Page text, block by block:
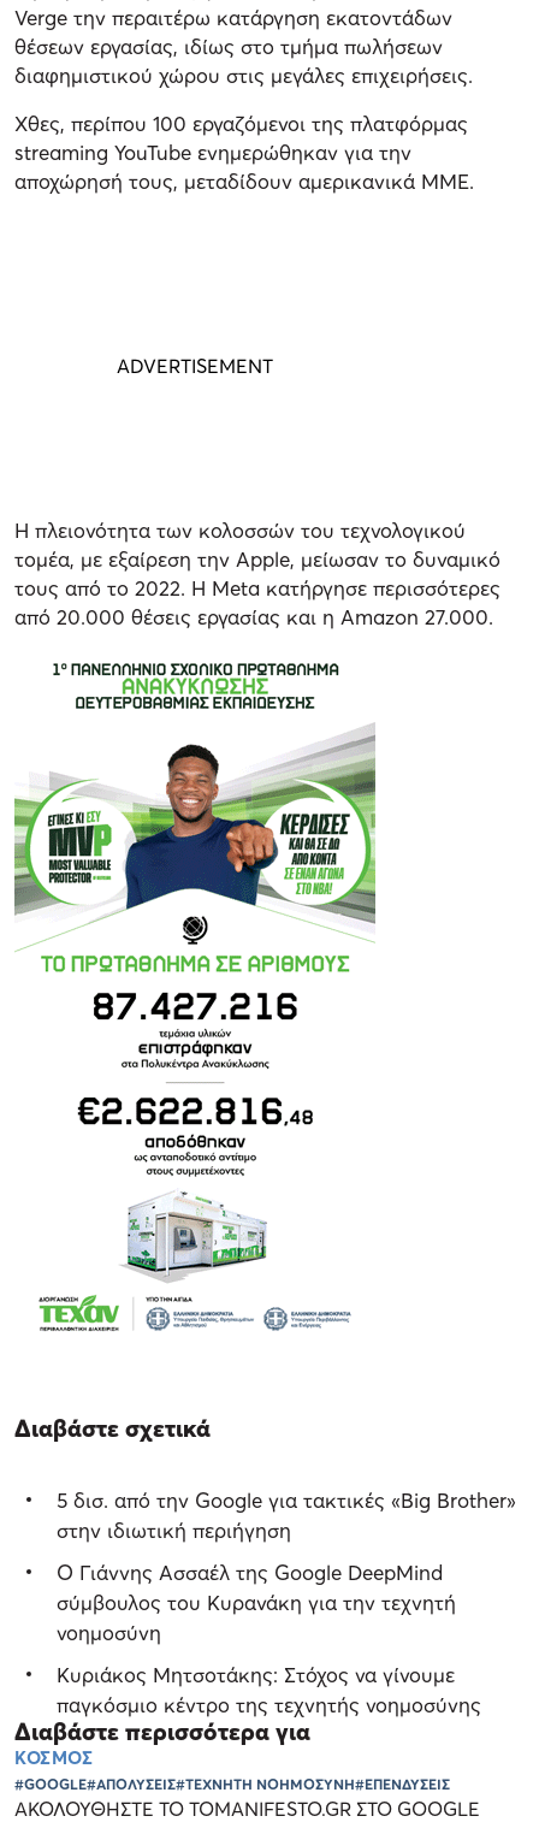
Verge την περαιτέρω κατάργηση εκατοντάδων
θέσεων εργασίας, ιδίως στο τμήμα πωλήσεων
διαφημιστικού χώρου στις μεγάλες επιχειρήσεις.
Χθες, περίπου 100 εργαζόμενοι της πλατφόρμας
streaming YouTube ενημερώθηκαν για την
αποχώρησή τους, μεταδίδουν αμερικανικά ΜΜΕ.
Η πλειονότητα των κολοσσών του τεχνολογικού
τομέα, με εξαίρεση την Apple, μείωσαν το δυναμικό
τους από το 2022. Η Meta κατήργησε περισσότερες
από 20.000 θέσεις εργασίας και η Amazon 27.000.
Διαβάστε σχετικά
5 δισ. από την Google για τακτικές «Big Brother»
στην ιδιωτική περιήγηση
Ο Γιάννης Ασσαέλ της Google DeepΜind
σύμβουλος του Κυρανάκη για την τεχνητή
νοημοσύνη
Κυριάκος Μητσοτάκης: Στόχος να γίνουμε
παγκόσμιο κέντρο της τεχνητής νοημοσύνης
Διαβάστε περισσότερα για
ΚΟΣΜΟΣ
#GOOGLE#ΑΠΟΛΥΣΕΙΣ#ΤΕΧΝΗΤΗ ΝΟΗΜΟΣΥΝΗ#ΕΠΕΝΔΥΣΕΙΣ
ΑΚΟΛΟΥΘΗΣΤΕ ΤΟ TOMANIFESTO.GR ΣΤΟ GOOGLE